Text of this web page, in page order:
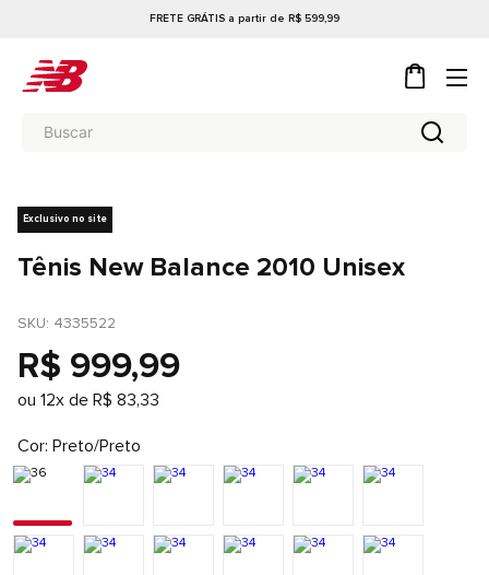
FRETE GRÁTIS a partir de R$ 599,99
Exclusivo no site
Tênis New Balance 2010 Unisex
SKU: 4335522
R$ 999,99
ou 12x de R$ 83,33
Cor Preto/Preto